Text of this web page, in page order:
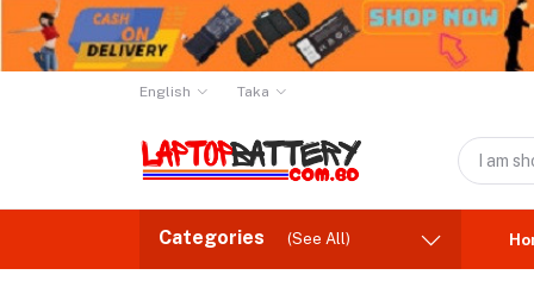
English Taka
Categories (See All)